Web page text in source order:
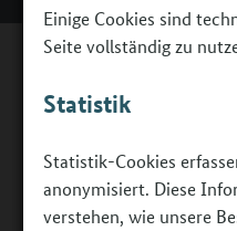
Einige Cookies sind
Seite vollständig zu
Statistik
Statistik-Cookies
anonymisiert. Diese
verstehen, wie unsere